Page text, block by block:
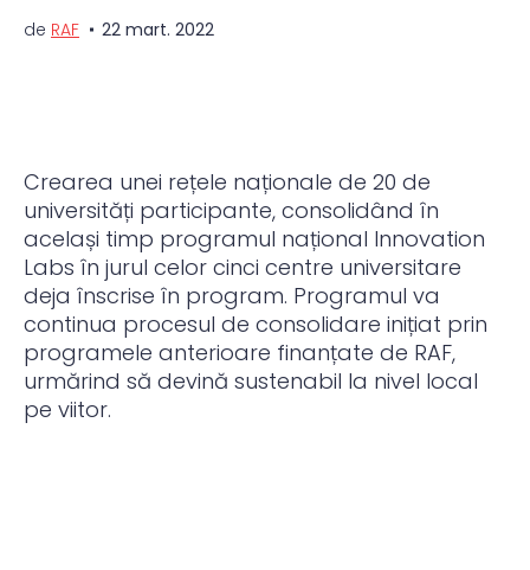
de RAF 22 mart. 2022
Crearea unei rețele naționale de 20 de
universități participante, consolidând în
același timp programul național Innovation
Labs în jurul celor cinci centre universitare
deja înscrise în program. Programul va
continua procesul de consolidare inițiat prin
programele anterioare finanțate de RAF,
urmărind să devină sustenabil la nivel local
pe viitor.